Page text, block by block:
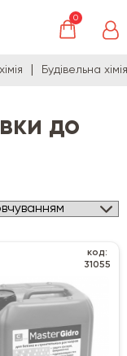
0
Будівельна хімія
до
код:
31055